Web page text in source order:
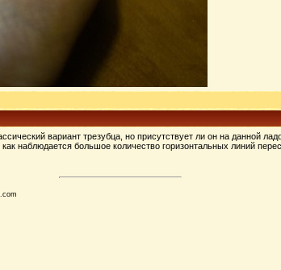
вариант трезубца, но присутствует ли он на данной
наблюдается большое количество горизонтальных линий